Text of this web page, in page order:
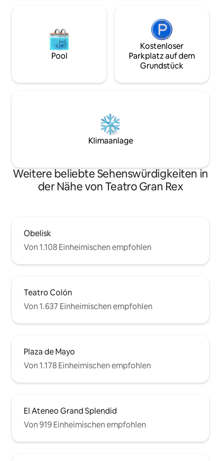
Pool
Kostenloser
Parkplatz auf dem
Grundstück
Klimaanlage
Weitere beliebte Sehenswürdigkeiten in
der Nähe von Teatro Gran Rex
Obelisk
Von 1.108 Einheimischen empfohlen
Teatro Colón
Von 1.637 Einheimischen empfohlen
Plaza de Mayo
Von 1.178 Einheimischen empfohlen
El Ateneo Grand Splendid
Von 919 Einheimischen empfohlen